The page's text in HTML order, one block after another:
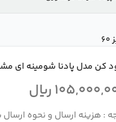
کن مدل پادنا شومینه ای
ریال